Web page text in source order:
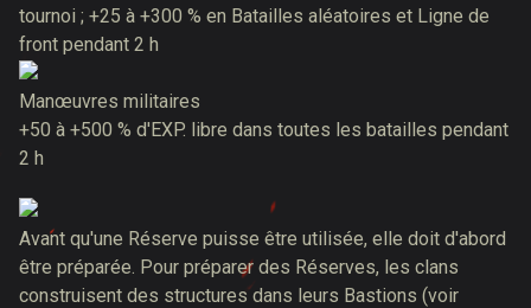
tournoi ; +25 à +300 % en Batailles aléatoires et Ligne de
front pendant 2 h
Manœuvres militaires
+50 à +500 % d'EXP. libre dans toutes les batailles pendant
2 h
Avant qu'une Réserve puisse être utilisée, elle doit d'abord
être préparée. Pour préparer des Réserves, les clans
construisent des structures dans leurs Bastions (voir